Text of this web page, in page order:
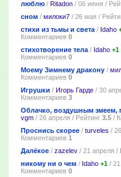
люблю / Ritadon / 06 июня /
сном / милоки7 / 26 мая /
стихи из тьмы и света / Idaho
Комментариев 0
стихотворение тела / Idaho +1
Комментариев 0
Моему Зимнему дракону /
Комментариев 0
Игрушки / Игорь Гарде / 30
Комментариев 3
Облачко, воздушным змеем,
vgm / 26 апреля / Рейтинг 3.5 /
Проснись скорее / turveles /
Комментариев 1
Далёкое / zazelev / 21 апреля /
никому ни о чем / Idaho +1 /
Комментариев 0